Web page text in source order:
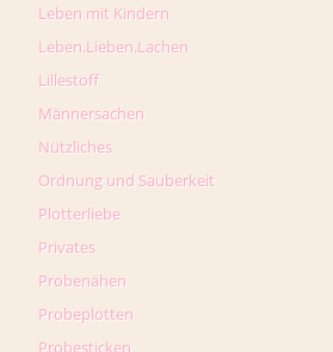
Leben mit Kindern
Leben.Lieben.Lachen
Lillestoff
Männersachen
Nützliches
Ordnung und Sauberkeit
Plotterliebe
Privates
Probenähen
Probeplotten
Probesticken